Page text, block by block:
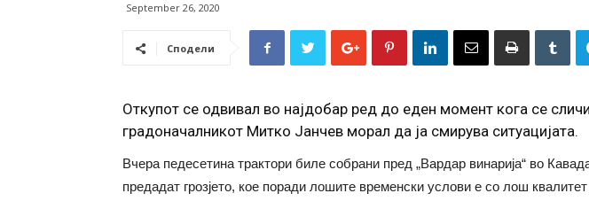
September 26, 2020
Сподели
Откупот се одвивал во најдобар ред до еден момент кога се
градоначалникот Митко Јанчев морал да ја смирува ситуацијата.
Вчера педесетина трактори биле собрани пред „Вардар винарија“ во
предадат грозјето, кое поради лошите временски услови е со лош